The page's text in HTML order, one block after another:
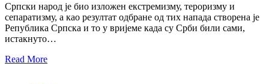
Српски народ је био изложен екстремизму, тероризму и
сепаратизму, а као резултат одбране од тих напада створена је
Република Српска и то у вријеме када су Срби били сами,
истакнуто…
Read More